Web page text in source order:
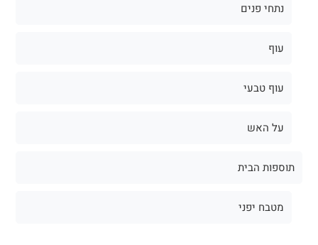
נתחי פנים
עוף
עוף טבעי
על האש
תוספות הבית
מטבח יפני